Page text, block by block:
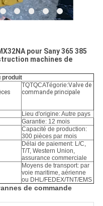
pour Sany 365 385
machines de
produit
TQTQCATégorie:Valve de
commande principale
Lieu d'origine: Autre pays
Garantie: 12 mois
Capacité de production:
300 pièces par mois
Délai de paiement: L/C,
T/T, Western Union,
assurance commerciale
Moyens de transport: par
voie maritime, aérienne
ou DHL/FEDEX/TNT/EMS
de commande